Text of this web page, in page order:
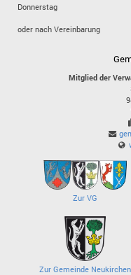
Donnerstag
oder nach Vereinbarung
Mitglied der
Zur VG
Zur Gemeinde Neukirchen